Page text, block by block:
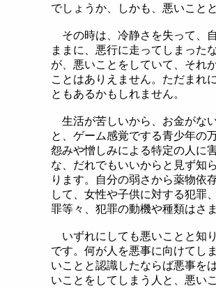
でしょうか、しかも、悪いこと
その時は、冷静さを失って、
ままに、悪行に走ってしまった
が、悪いことをしていて、それ
ことはありえません。ただまれ
ともあるかもしれません。
生活が苦しいから、お金がな
と、ゲーム感覚でする青少年の
怨みや憎しみによる特定の人に
な、だれでもいいからと見ず知
ります。自分の弱さから薬物依
して、女性や子供に対する犯罪
罪等々、犯罪の動機や種類はさ
いずれにしても悪いことと知
です。何が人を悪事に向けてし
いことと認識したならば悪事を
いことをしてしまう人と、悪い